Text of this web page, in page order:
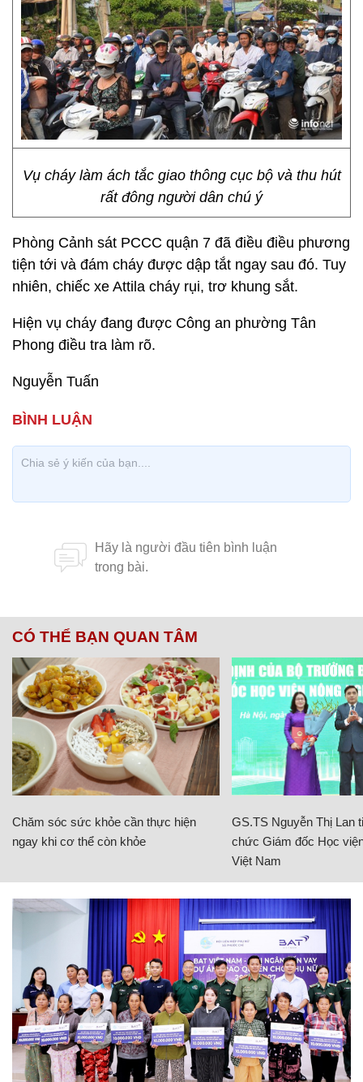
Vụ cháy làm ách tắc giao thông cục bộ và thu hút
rất đông người dân chú ý
Phòng Cảnh sát PCCC quận 7 đã điều điều phương
tiện tới và đám cháy được dập tắt ngay sau đó. Tuy
nhiên, chiếc xe Attila cháy rụi, trơ khung sắt.
Hiện vụ cháy đang được Công an phường Tân
Phong điều tra làm rõ.
Nguyễn Tuấn
CÓ THỂ BẠN QUAN TÂM
Chăm sóc sức khỏe cần thực hiện
ngay khi cơ thể còn khỏe
GS.TS Nguyễn Thị Lan
chức Giám đốc Học
Việt Nam